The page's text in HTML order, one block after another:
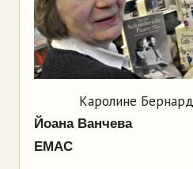
Каролине
Йоана Ванчева
ЕМАС